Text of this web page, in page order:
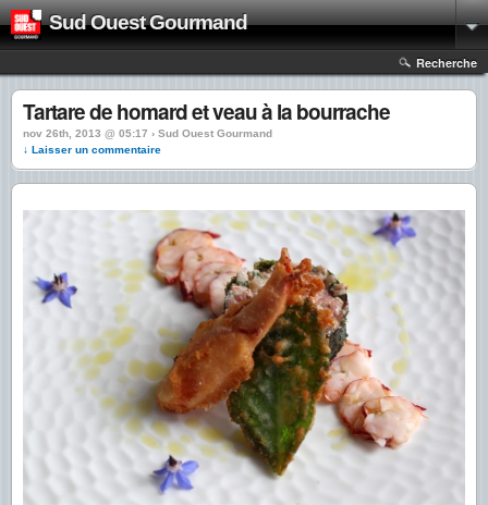
Sud Ouest Gourmand
Recherche
Tartare de homard et veau à la bourrache
nov 26th, 2013 @ 05:17 › Sud Ouest Gourmand
↓ Laisser un commentaire